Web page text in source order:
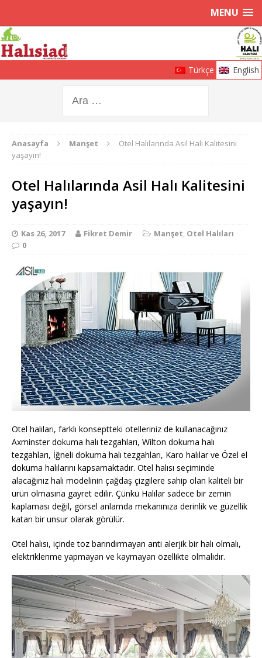
MENU
Türkçe English
Anasayfa Manşet
Otel Halılarında Asil Halı Kalitesini
yaşayın!
Otel Halılarında Asil Halı Kalitesini
yaşayın!
Kas 26, 2017 Fikret Demir Manşet, Otel Halıları
0
Otel halıları, farklı konseptteki otelleriniz de kullanacağınız
Axminster dokuma halı tezgahları, Wilton dokuma halı
tezgahları, İğneli dokuma halı tezgahları, Karo halılar ve Özel el
dokuma halılarını kapsamaktadır. Otel halısı seçiminde
alacağınız halı modelinin çağdaş çizgilere sahip olan kaliteli bir
ürün olmasına gayret edilir. Çünkü Halılar sadece bir zemin
kaplaması değil, görsel anlamda mekanınıza derinlik ve güzellik
katan bir unsur olarak görülür.
Otel halısı, içinde toz barındırmayan anti alerjik bir halı olmalı,
elektriklenme yapmayan ve kaymayan özellikte olmalıdır.